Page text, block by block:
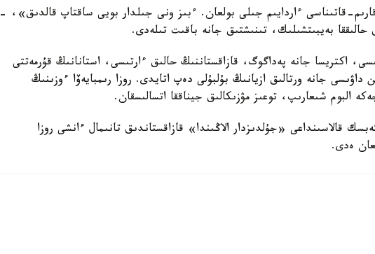
قاتىناسى ءاردايىم جىلى بولعان. ءبىز ونى جىلدار بويى ساقتاپ قالدىق»، -
حالىققا بەيبىتشىلىك، تىنىشتىق جانە باقىت تىلەدى.
اكتريسا جانە پەداگوگ، قازاقستاننىڭ حالىق ءارتىسى، استانانىڭ قۇرمەتتى
داۋىسى جانە ورتالىق ازيانىڭ بۇلبۇلى دەپ اتايدى. روزا رىمبايەۆا ءوزىنىڭ
قالاسىنداعى «جۇلدىزدار الاڭىندا» قازاقستاندىق تانىمال ءانشى روزا
ەدى.